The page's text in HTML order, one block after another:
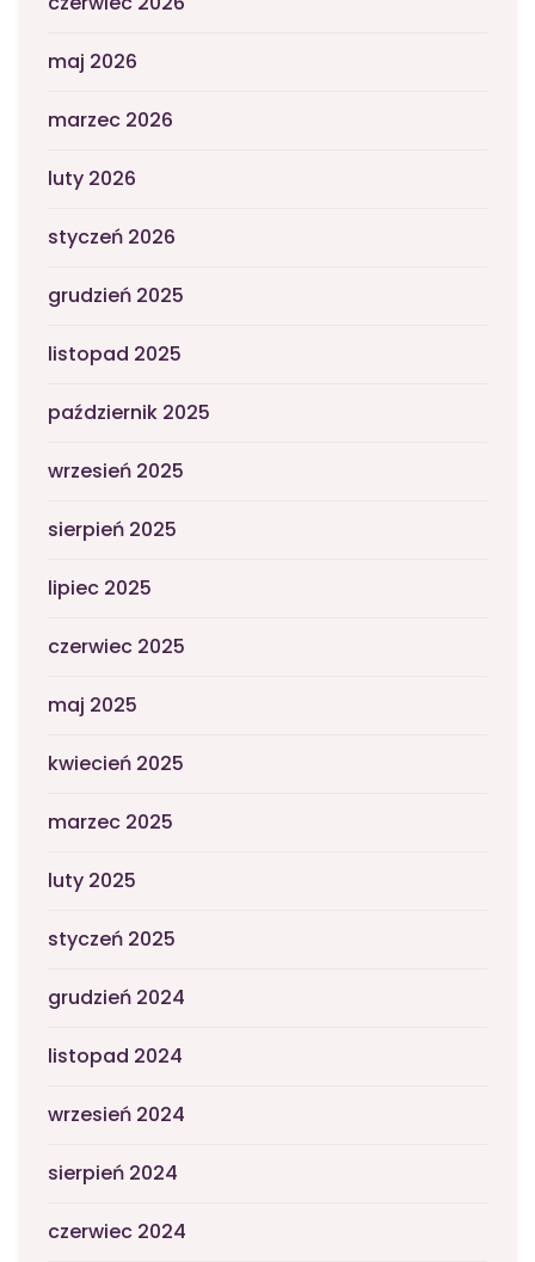
maj 2026
marzec 2026
luty 2026
styczeń 2026
grudzień 2025
listopad 2025
październik 2025
wrzesień 2025
sierpień 2025
lipiec 2025
czerwiec 2025
maj 2025
kwiecień 2025
marzec 2025
luty 2025
styczeń 2025
grudzień 2024
listopad 2024
wrzesień 2024
sierpień 2024
czerwiec 2024